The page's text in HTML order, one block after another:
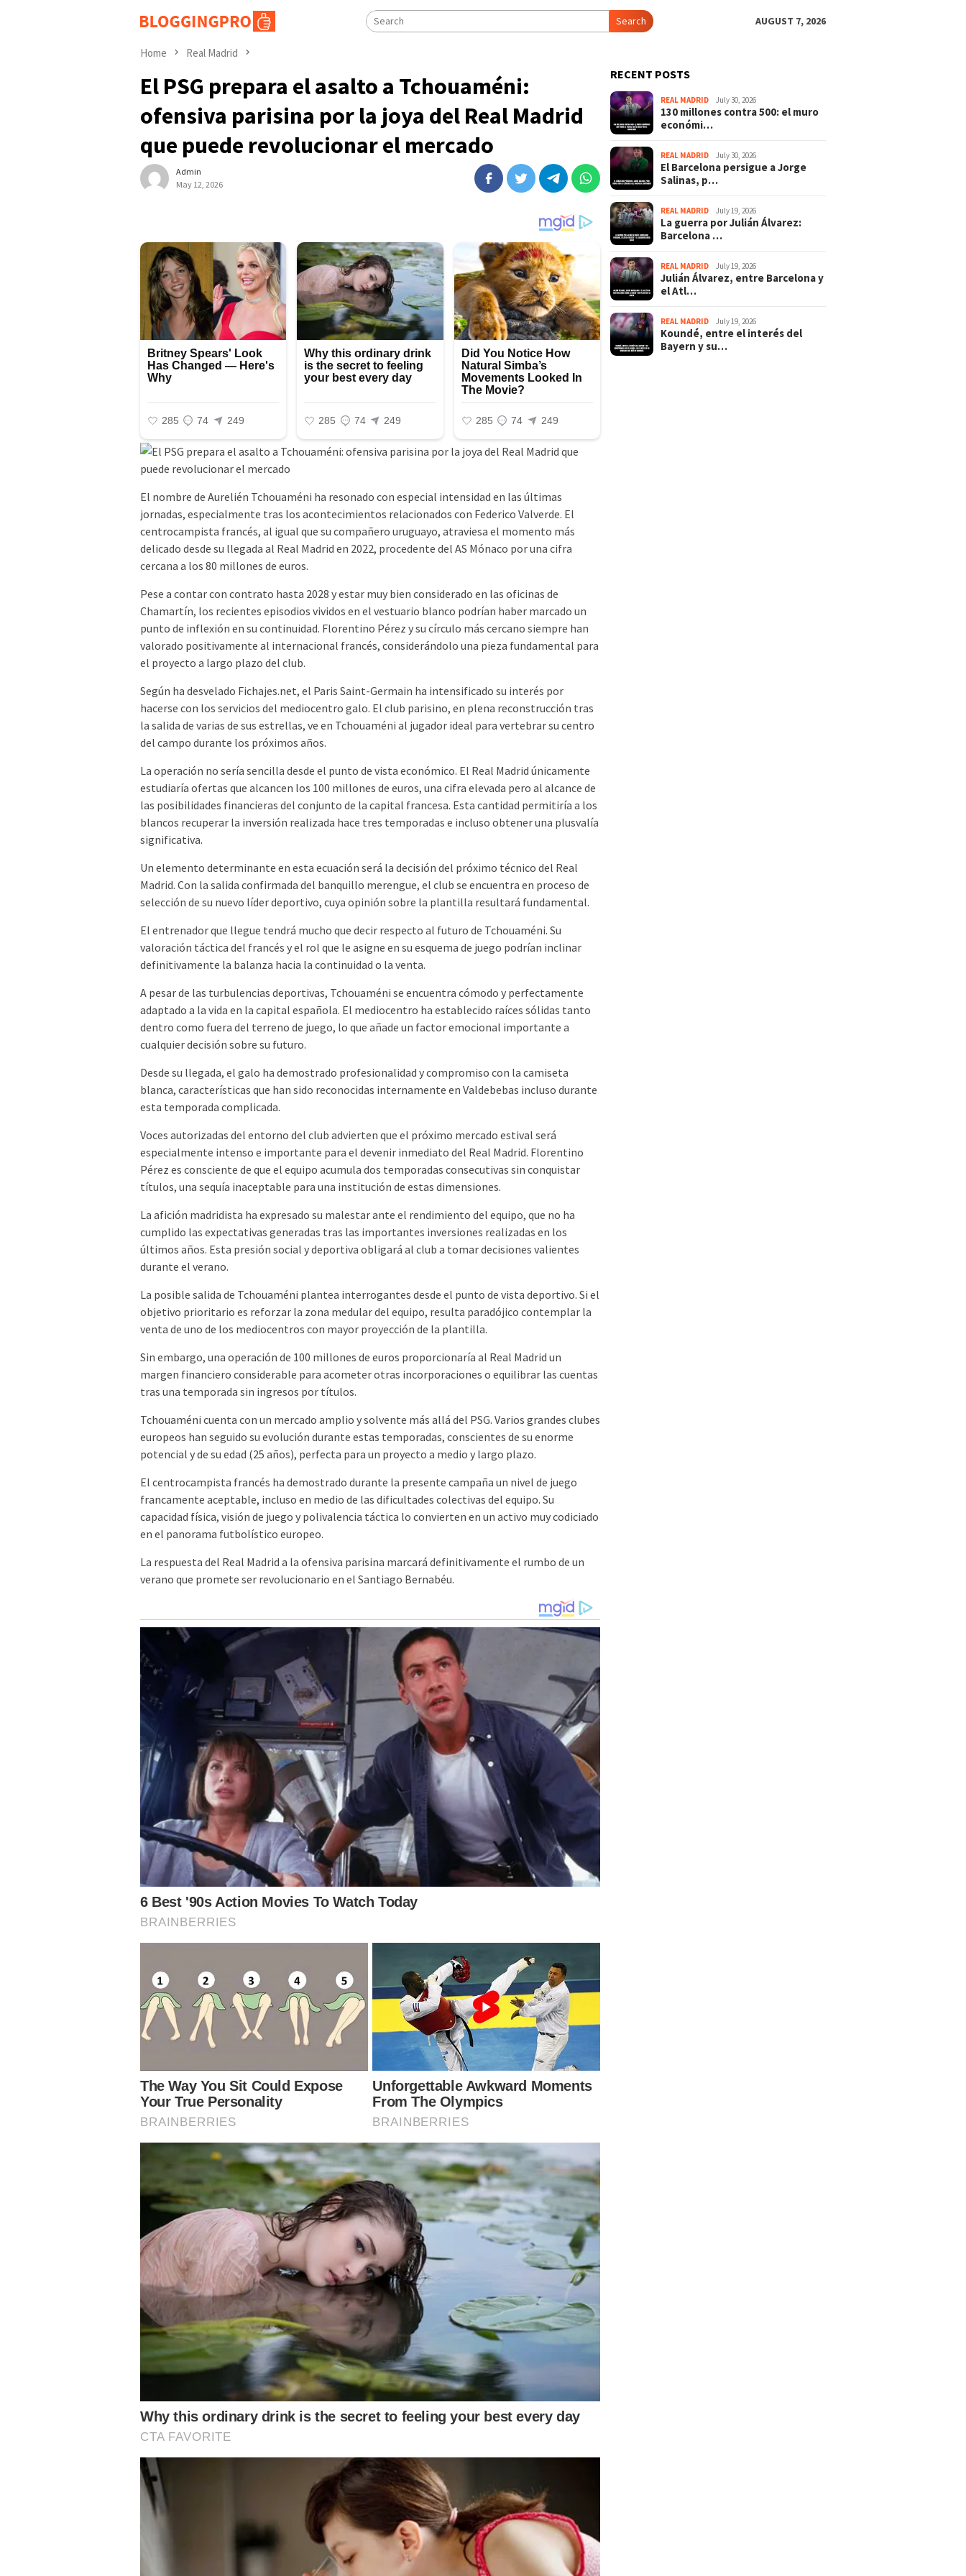
Search AUGUST 7, 2026
Home Real Madrid
El PSG prepara el asalto a Tchouaméni:
ofensiva parisina por la joya del Real Madrid
que puede revolucionar el mercado
Admin
May 12, 2026
El nombre de Aurelién Tchouaméni ha resonado con especial intensidad en las últimas
jornadas, especialmente tras los acontecimientos relacionados con Federico Valverde. El
centrocampista francés, al igual que su compañero uruguayo, atraviesa el momento más
delicado desde su llegada al Real Madrid en 2022, procedente del AS Mónaco por una cifra
cercana a los 80 millones de euros.
Pese a contar con contrato hasta 2028 y estar muy bien considerado en las oficinas de
Chamartín, los recientes episodios vividos en el vestuario blanco podrían haber marcado un
punto de inflexión en su continuidad. Florentino Pérez y su círculo más cercano siempre han
valorado positivamente al internacional francés, considerándolo una pieza fundamental para
el proyecto a largo plazo del club.
Según ha desvelado Fichajes.net, el Paris Saint-Germain ha intensificado su interés por
hacerse con los servicios del mediocentro galo. El club parisino, en plena reconstrucción tras
la salida de varias de sus estrellas, ve en Tchouaméni al jugador ideal para vertebrar su centro
del campo durante los próximos años.
La operación no sería sencilla desde el punto de vista económico. El Real Madrid únicamente
estudiaría ofertas que alcancen los 100 millones de euros, una cifra elevada pero al alcance de
las posibilidades financieras del conjunto de la capital francesa. Esta cantidad permitiría a los
blancos recuperar la inversión realizada hace tres temporadas e incluso obtener una plusvalía
significativa.
Un elemento determinante en esta ecuación será la decisión del próximo técnico del Real
Madrid. Con la salida confirmada del banquillo merengue, el club se encuentra en proceso de
selección de su nuevo líder deportivo, cuya opinión sobre la plantilla resultará fundamental.
El entrenador que llegue tendrá mucho que decir respecto al futuro de Tchouaméni. Su
valoración táctica del francés y el rol que le asigne en su esquema de juego podrían inclinar
definitivamente la balanza hacia la continuidad o la venta.
A pesar de las turbulencias deportivas, Tchouaméni se encuentra cómodo y perfectamente
adaptado a la vida en la capital española. El mediocentro ha establecido raíces sólidas tanto
dentro como fuera del terreno de juego, lo que añade un factor emocional importante a
cualquier decisión sobre su futuro.
Desde su llegada, el galo ha demostrado profesionalidad y compromiso con la camiseta
blanca, características que han sido reconocidas internamente en Valdebebas incluso durante
esta temporada complicada.
Voces autorizadas del entorno del club advierten que el próximo mercado estival será
especialmente intenso e importante para el devenir inmediato del Real Madrid. Florentino
Pérez es consciente de que el equipo acumula dos temporadas consecutivas sin conquistar
títulos, una sequía inaceptable para una institución de estas dimensiones.
La afición madridista ha expresado su malestar ante el rendimiento del equipo, que no ha
cumplido las expectativas generadas tras las importantes inversiones realizadas en los
últimos años. Esta presión social y deportiva obligará al club a tomar decisiones valientes
durante el verano.
La posible salida de Tchouaméni plantea interrogantes desde el punto de vista deportivo. Si el
objetivo prioritario es reforzar la zona medular del equipo, resulta paradójico contemplar la
venta de uno de los mediocentros con mayor proyección de la plantilla.
Sin embargo, una operación de 100 millones de euros proporcionaría al Real Madrid un
margen financiero considerable para acometer otras incorporaciones o equilibrar las cuentas
tras una temporada sin ingresos por títulos.
Tchouaméni cuenta con un mercado amplio y solvente más allá del PSG. Varios grandes clubes
europeos han seguido su evolución durante estas temporadas, conscientes de su enorme
potencial y de su edad (25 años), perfecta para un proyecto a medio y largo plazo.
El centrocampista francés ha demostrado durante la presente campaña un nivel de juego
francamente aceptable, incluso en medio de las dificultades colectivas del equipo. Su
capacidad física, visión de juego y polivalencia táctica lo convierten en un activo muy codiciado
en el panorama futbolístico europeo.
La respuesta del Real Madrid a la ofensiva parisina marcará definitivamente el rumbo de un
verano que promete ser revolucionario en el Santiago Bernabéu.
RECENT POSTS
REAL MADRID July 30, 2026
130 millones contra 500: el muro
económi…
REAL MADRID July 30, 2026
El Barcelona persigue a Jorge
Salinas, p…
REAL MADRID July 19, 2026
La guerra por Julián Álvarez:
Barcelona …
REAL MADRID July 19, 2026
Julián Álvarez, entre Barcelona y
el Atl…
REAL MADRID July 19, 2026
Koundé, entre el interés del
Bayern y su…